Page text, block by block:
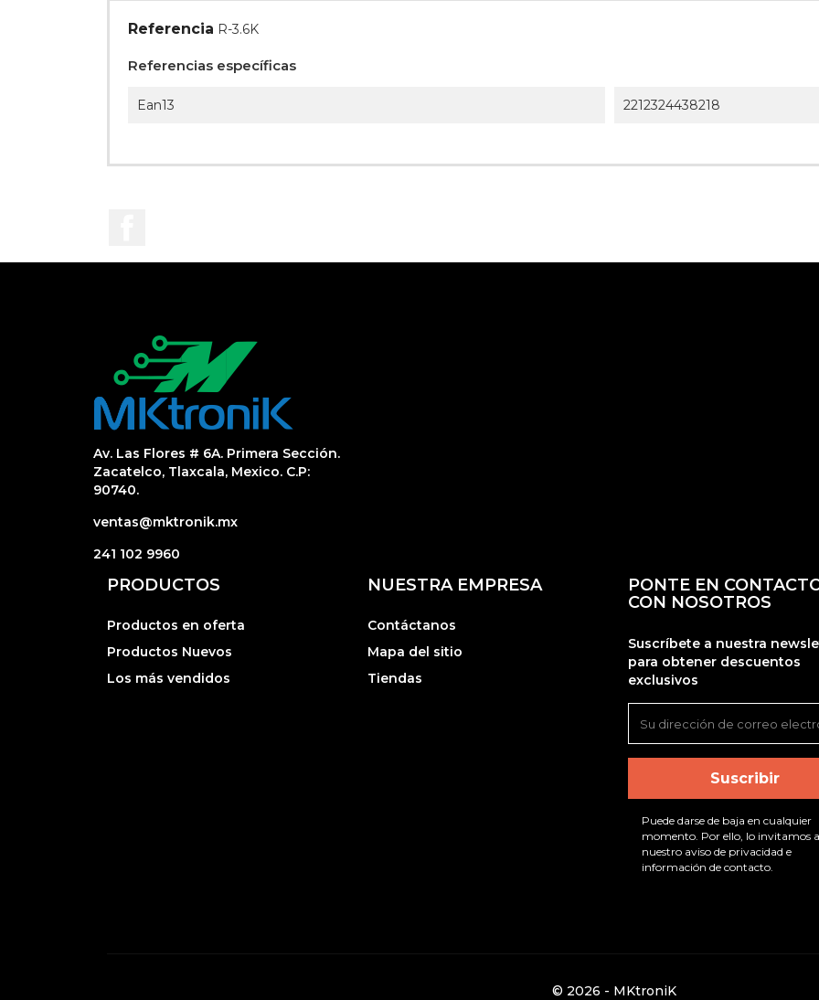
Referencia R-3.6K
Referencias específicas
Ean13 2212324438218
Av. Las Flores # 6A. Primera Sección.
Zacatelco, Tlaxcala, Mexico. C.P:
90740.
ventas@mktronik.mx
241 102 9960
PRODUCTOS
Productos en oferta
Productos Nuevos
Los más vendidos
NUESTRA EMPRESA
Contáctanos
Mapa del sitio
Tiendas
PONTE EN
CON NOSOTROS
Suscríbete a nuestra
para obtener descuentos
exclusivos
Puede darse de baja en cualquier
momento. Por ello, lo invitamos
nuestro aviso de privacidad e
información de contacto.
© 2026 - MKtroniK